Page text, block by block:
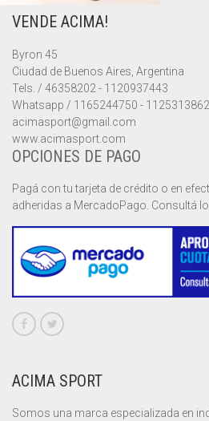
PANTALONES
REMERAS
MANGA CORTA
SIN MANGAS
SHORTS
SHORT DEPORTIVO
SHORT POLLERA
PANTALONES
REMERAS
SHORTS
CHALECOS
MUSCULOSAS
PANTALONES
SHORTS
VENDE ACIMA!
Byron 45
Ciudad de Buenos Aires, Argentina
Tels. / 46358202 - 1120937443
Whatsapp / 1165244750 - 1125313862
acimasport@gmail.com
www.acimasport.com
OPCIONES DE PAGO
Pagá con tu tarjeta de crédito o en
adheridas a MercadoPago. Consultá
ACIMA SPORT
Somos una marca especializada en